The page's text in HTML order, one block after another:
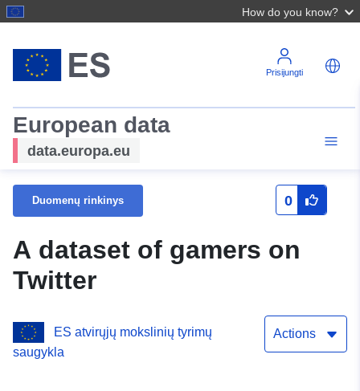
How do you know?
Prisijungti
European data
data.europa.eu
Duomenų rinkinys 0
A dataset of gamers on
Twitter
ES atvirųjų mokslinių tyrimų
saugykla
Actions